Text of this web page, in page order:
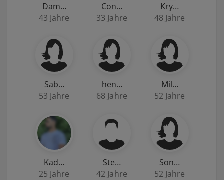
Dam…
43 Jahre
Con…
33 Jahre
Kry…
48 Jahre
Sab…
53 Jahre
hen…
68 Jahre
Mil…
52 Jahre
Kad…
25 Jahre
Ste…
42 Jahre
Son…
52 Jahre